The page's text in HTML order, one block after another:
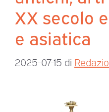
XX secolo
e asiatica
2025-07-15 di